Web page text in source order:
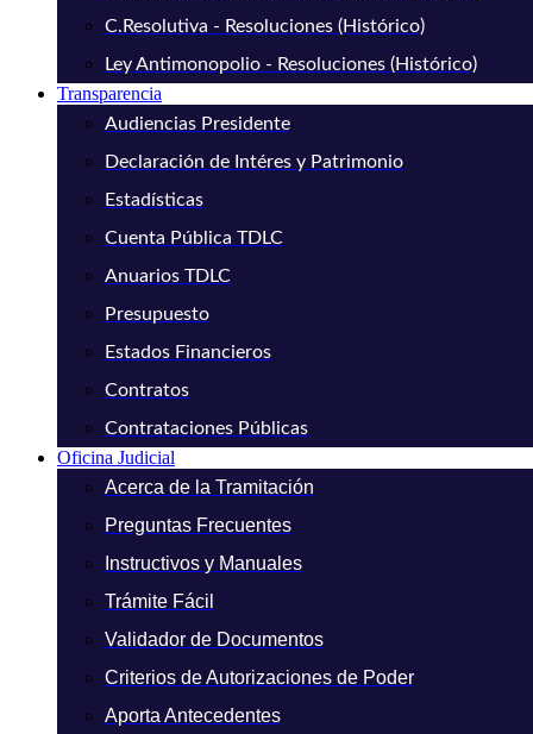
C.Resolutiva - Resoluciones (Histórico)
Ley Antimonopolio - Resoluciones (Histórico)
Transparencia
Audiencias Presidente
Declaración de Intéres y Patrimonio
Estadísticas
Cuenta Pública TDLC
Anuarios TDLC
Presupuesto
Estados Financieros
Contratos
Contrataciones Públicas
Oficina Judicial
Acerca de la Tramitación
Preguntas Frecuentes
Instructivos y Manuales
Trámite Fácil
Validador de Documentos
Criterios de Autorizaciones de Poder
Aporta Antecedentes